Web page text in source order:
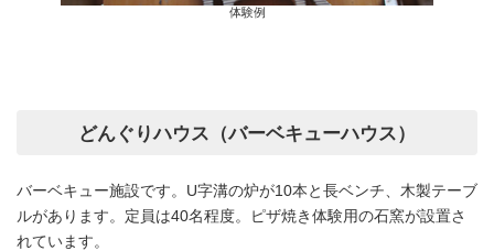
体験例
どんぐりハウス（バーベキューハウス）
バーベキュー施設です。U字溝の炉が10本と長ベンチ、木製テーブ
ルがあります。定員は40名程度。ピザ焼き体験用の石窯が設置さ
れています。